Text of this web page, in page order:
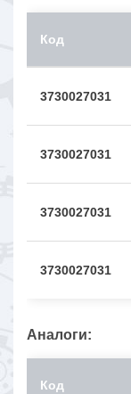
Код
3730027031
3730027031
3730027031
3730027031
Аналоги:
Код